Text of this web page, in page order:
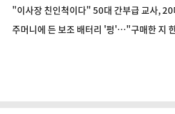
"이사장 친인척이다" 50대 간부급 교사, 20
주머니에 든 보조 배터리 '펑'…"구매한 지